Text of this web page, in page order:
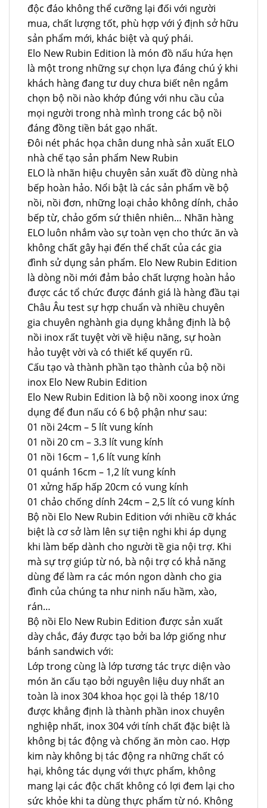
độc đáo không thể cưỡng lại đối với người
mua, chất lượng tốt, phù hợp với ý định sở hữu
sản phẩm mới, khác biệt và quý phái.
Elo New Rubin Edition là món đồ nấu hứa hẹn
là một trong những sự chọn lựa đáng chú ý khi
khách hàng đang tư duy chưa biết nên ngắm
chọn bộ nồi nào khớp đúng với nhu cầu của
mọi người trong nhà mình trong các bộ nồi
đáng đồng tiền bát gạo nhất.
Đôi nét phác họa chân dung nhà sản xuất ELO
nhà chế tạo sản phẩm New Rubin
ELO là nhãn hiệu chuyên sản xuất đồ dùng nhà
bếp hoàn hảo. Nổi bật là các sản phẩm về bộ
nồi, nồi đơn, những loại chảo không dính, chảo
bếp từ, chảo gốm sứ thiên nhiên… Nhãn hàng
ELO luôn nhắm vào sự toàn vẹn cho thức ăn và
không chất gây hại đến thể chất của các gia
đình sử dụng sản phẩm. Elo New Rubin Edition
là dòng nồi mới đảm bảo chất lượng hoàn hảo
được các tổ chức được đánh giá là hàng đầu tại
Châu Âu test sự hợp chuẩn và nhiều chuyên
gia chuyên nghành gia dụng khẳng định là bộ
nồi inox rất tuyệt vời về hiệu năng, sự hoàn
hảo tuyệt vời và có thiết kế quyến rũ.
Cấu tạo và thành phần tạo thành của bộ nồi
inox Elo New Rubin Edition
Elo New Rubin Edition là bộ nồi xoong inox ứng
dụng để đun nấu có 6 bộ phận như sau:
01 nồi 24cm – 5 lít vung kính
01 nồi 20 cm – 3.3 lít vung kính
01 nồi 16cm – 1,6 lít vung kính
01 quánh 16cm – 1,2 lít vung kính
01 xửng hấp hấp 20cm có vung kính
01 chảo chống dính 24cm – 2,5 lít có vung kính
Bộ nồi Elo New Rubin Edition với nhiều cỡ khác
biệt là cơ sở làm lên sự tiện nghi khi áp dụng
khi làm bếp dành cho người tề gia nội trợ. Khi
mà sự trợ giúp từ nó, bà nội trợ có khả năng
dùng để làm ra các món ngon dành cho gia
đình của chúng ta như ninh nấu hầm, xào,
rán…
Bộ nồi Elo New Rubin Edition được sản xuất
dày chắc, đáy được tạo bởi ba lớp giống như
bánh sandwich với:
Lớp trong cùng là lớp tương tác trực diện vào
món ăn cấu tạo bởi nguyên liệu duy nhất an
toàn là inox 304 khoa học gọi là thép 18/10
được khẳng định là thành phần inox chuyên
nghiệp nhất, inox 304 với tính chất đặc biệt là
không bị tác động và chống ăn mòn cao. Hợp
kim này không bị tác động ra những chất có
hại, không tác dụng với thực phẩm, không
mang lại các độc chất không có lợi đem lại cho
sức khỏe khi ta dùng thực phẩm từ nó. Không